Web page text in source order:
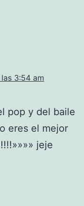
3:54 am
pop y del baile
eres el mejor
jeje